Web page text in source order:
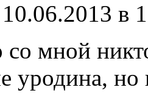
10.06.2013 в
мной
уродина,